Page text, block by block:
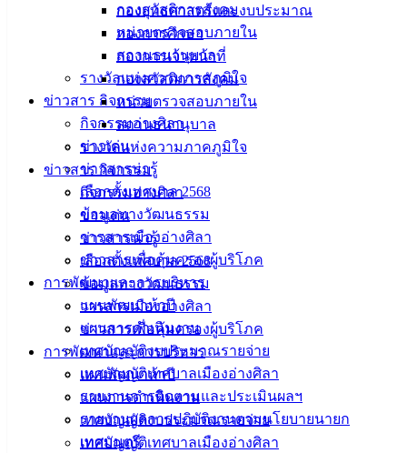
กองสวัสดิการสังคม
หน่วยตรวจสอบภายใน
สถานธนานุบาล
รางวัลแห่งความภาคภูมิใจ
ข่าวสาร กิจกรรม
กิจกรรมอ่างศิลา
ข่าวเด่น
ข่าวสารน่ารู้
เลือกตั้งเทศบาล 2568
ข้อมูลทางวัฒนธรรม
วารสารเมืองอ่างศิลา
ข่าวสารเพื่อคุ้มครองผู้บริโภค
การพัฒนาและการบริหาร
แผนพัฒนาห้าปี
แผนการดำเนินงาน
เทศบัญญัติงบประมาณรายจ่าย
เทศบัญญัติเทศบาลเมืองอ่างศิลา
รายงานการติดตามและประเมินผลฯ
รายงานผลการปฏิบัติงานตามนโยบายนายก
เทศมนตรี
กองยุทธศาสตร์และงบประมาณ
กองการศึกษา
กองการเจ้าหน้าที่
กองสวัสดิการสังคม
หน่วยตรวจสอบภายใน
สถานธนานุบาล
รางวัลแห่งความภาคภูมิใจ
ข่าวสาร กิจกรรม
กิจกรรมอ่างศิลา
ข่าวเด่น
ข่าวสารน่ารู้
เลือกตั้งเทศบาล 2568
ข้อมูลทางวัฒนธรรม
วารสารเมืองอ่างศิลา
ข่าวสารเพื่อคุ้มครองผู้บริโภค
การพัฒนาและการบริหาร
แผนพัฒนาห้าปี
แผนการดำเนินงาน
เทศบัญญัติงบประมาณรายจ่าย
เทศบัญญัติเทศบาลเมืองอ่างศิลา
ถนนคอนกรีตฯ แยกซอย 18 มิตรสัมพันธ์ (ข้างโรงแรมสวี
ดาวน์โหลด
เทศบาล
เมืองอ่าง